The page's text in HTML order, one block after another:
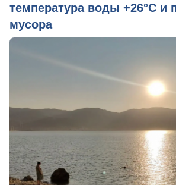
температура воды +26°C и
мусора